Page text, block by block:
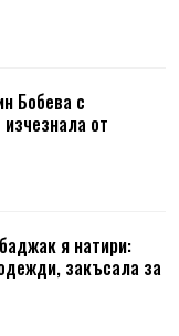
Бобева с
от
я натири:
закъсала за